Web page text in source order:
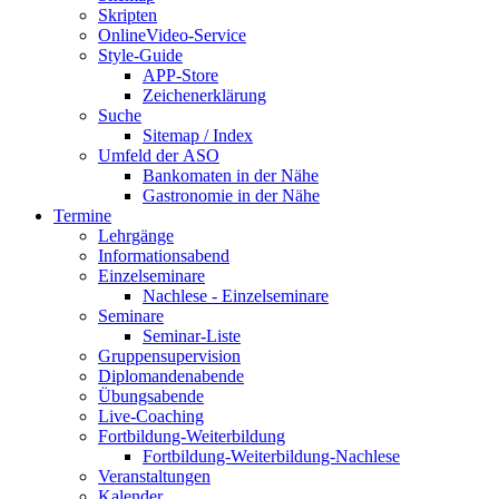
Skripten
OnlineVideo-Service
Style-Guide
APP-Store
Zeichenerklärung
Suche
Sitemap / Index
Umfeld der ASO
Bankomaten in der Nähe
Gastronomie in der Nähe
Termine
Lehrgänge
Informationsabend
Einzelseminare
Nachlese - Einzelseminare
Seminare
Seminar-Liste
Gruppensupervision
Diplomandenabende
Übungsabende
Live-Coaching
Fortbildung-Weiterbildung
Fortbildung-Weiterbildung-Nachlese
Veranstaltungen